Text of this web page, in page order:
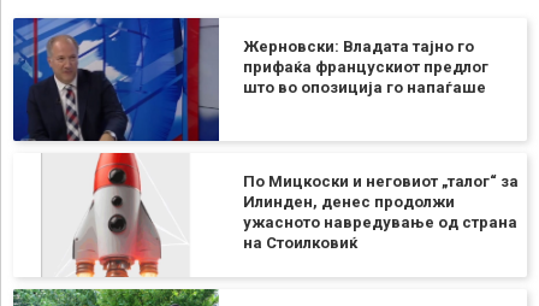
Жерновски: Владата тајно го
прифаќа францускиот предлог
што во опозиција го напаѓаше
По Мицкоски и неговиот „талог“ за
Илинден, денес продолжи
ужасното навредување од страна
на Стоилковиќ